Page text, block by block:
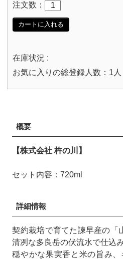
注文数：
カートに入れる
在庫状況 :
お気に入りの総登録人数：1人
概要
【株式会社 杵の川】
セット内容：720ml
詳細情報
契約栽培で育てた諫早産の「
清冽な多良岳の伏流水で仕込
穏やかな果実香と米の旨み